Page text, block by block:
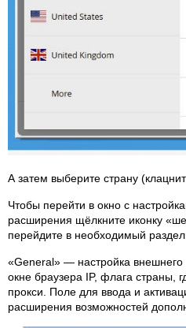
А затем выберите страну
Чтобы перейти в окно с
расширения щёлкните иконку
перейдите в необходимый
«General» — настройка
окне браузера IP, флага страны,
прокси. Поле для ввода и
расширения возможностей